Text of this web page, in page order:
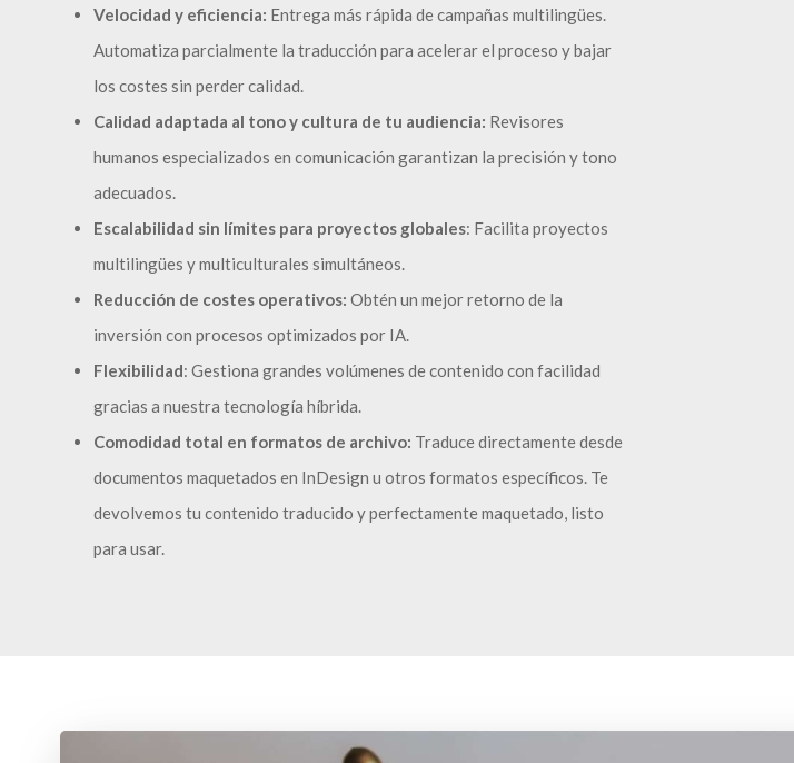
Velocidad y eficiencia: Entrega más rápida de campañas multilingües.
Automatiza parcialmente la traducción para acelerar el proceso y bajar
los costes sin perder calidad.
Calidad adaptada al tono y cultura de tu audiencia: Revisores
humanos especializados en comunicación garantizan la precisión y tono
adecuados.
Escalabilidad sin límites para proyectos globales: Facilita proyectos
multilingües y multiculturales simultáneos.
Reducción de costes operativos:Obtén un mejor retorno de la
inversión con procesos optimizados por IA.
Flexibilidad: Gestiona grandes volúmenes de contenido con facilidad
gracias a nuestra tecnología híbrida.
Comodidad total en formatos de archivo: Traduce directamente desde
documentos maquetados en InDesign u otros formatos específicos. Te
devolvemos tu contenido traducido y perfectamente maquetado, listo
para usar.